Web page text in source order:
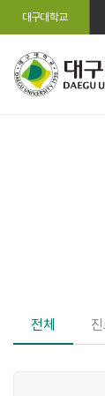
대구대학교
전체